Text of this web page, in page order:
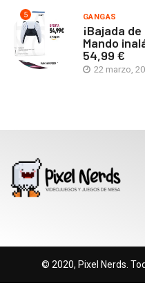
5 GANGAS
¡Bajada
Mando
54,99 €
22 marzo,
© 2020, Pixel Nerds.